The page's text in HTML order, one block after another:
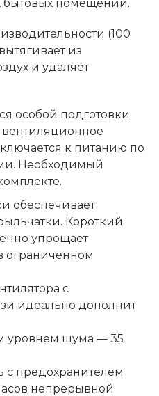
бытовых помещений.
(100
из
и удаляет
особой подготовки:
вентиляционное
к питанию по
Необходимый
обеспечивает
Короткий
упрощает
ограниченном
с
идеально дополнит
уровнем шума — 35
с предохранителем
непрерывной